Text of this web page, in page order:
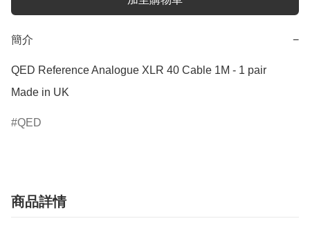
簡介 −
QED Reference Analogue XLR 40 Cable 1M - 1 pair
Made in UK
QED
商品詳情